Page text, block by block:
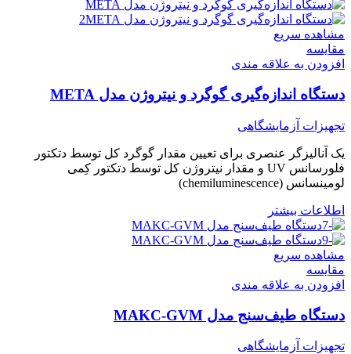
مشاهده سریع
مقایسه
افزودن به علاقه مندی
دستگاه اندازه‌گیری گوگرد‌ و نیتروژن مدل META
تجهیزات آزمایشگاهی
یک آنالیزگر عنصری برای تعیین مقدار گوگرد کل توسط دتکتور
فلورسانس UV و مقدار نیتروژن کل توسط دتکتور کِمی
لومینسانس (chemiluminescence)
اطلاعات بیشتر
مشاهده سریع
مقایسه
افزودن به علاقه مندی
دستگاه طیف‌سنج مدل MAKC-GVM
تجهیزات آزمایشگاهی